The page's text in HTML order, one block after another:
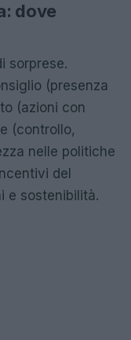
dove
sorprese.
(presenza
(azioni con
(controllo,
nelle politiche
del
e sostenibilità.